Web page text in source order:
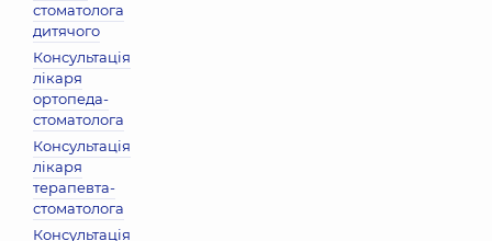
стоматолога
дитячого
Консультація
лікаря
ортопеда-
стоматолога
Консультація
лікаря
терапевта-
стоматолога
Консультація